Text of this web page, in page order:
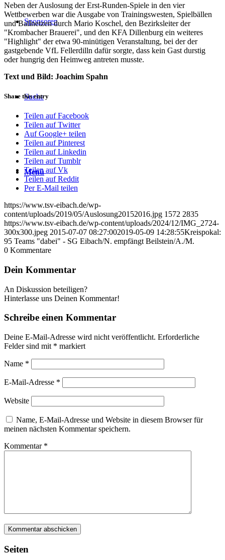
Sponsoren
Suche
Menü
Neben der Auslosung der Erst-Runden-Spiele in den vier
Wettbewerben war die Ausgabe von Trainingswesten, Spielbällen
und Ballnetzen durch Mario Koschel, den Bezirksleiter der
"Krombacher Brauerei", und den KFA Dillenburg ein weiteres
"Highlight" der etwa 90-minütigen Veranstaltung, bei der der
gastgebende VfL Fellerdilln dafür sorgte, dass kein Gast durstig
oder hungrig den Heimweg antreten musste.
Text und Bild: Joachim Spahn
Share this entry
Teilen auf Facebook
Teilen auf Twitter
Auf Google+ teilen
Teilen auf Pinterest
Teilen auf Linkedin
Teilen auf Tumblr
Teilen auf Vk
Teilen auf Reddit
Per E-Mail teilen
https://www.tsv-eibach.de/wp-
content/uploads/2019/05/Auslosung20152016.jpg 1572 2835
https://www.tsv-eibach.de/wp-content/uploads/2024/12/IMG_2724-
300x300.jpeg 2015-07-07 08:27:002019-05-09 14:28:55Kreispokal:
95 Teams "dabei" - SG Eibach/N. empfängt Beilstein/A./M.
0 Kommentare
Dein Kommentar
An Diskussion beteiligen?
Hinterlasse uns Deinen Kommentar!
Schreibe einen Kommentar
Deine E-Mail-Adresse wird nicht veröffentlicht. Erforderliche
Felder sind mit * markiert
Name *
E-Mail-Adresse *
Website
Name, E-Mail-Adresse und Website in diesem Browser für
meinen nächsten Kommentar speichern.
Kommentar *
Seiten